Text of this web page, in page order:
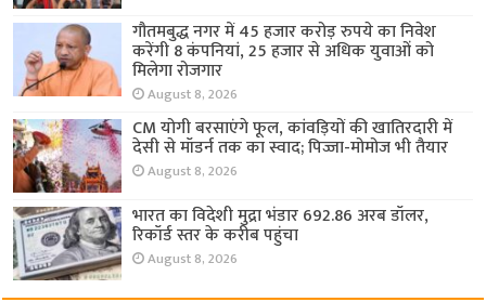
गौतमबुद्ध नगर में 45 हजार करोड़ रुपये का निवेश
करेंगी 8 कंपनियां, 25 हजार से अधिक युवाओं को
मिलेगा रोजगार
August 8, 2026
CM योगी बरसाएंगे फूल, कांवड़ियों की खातिरदारी में
देसी से मॉडर्न तक का स्वाद; पिज्जा-मोमोज भी तैयार
August 8, 2026
भारत का विदेशी मुद्रा भंडार 692.86 अरब डॉलर,
रिकॉर्ड स्तर के करीब पहुंचा
August 8, 2026